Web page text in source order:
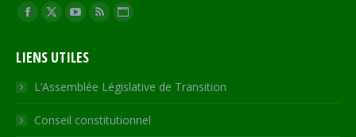
Trouvez nous sur :
Facebook
opens
in
new
window
X
opens
in
new
window
YouTube
opens
in
new
window
RSS
in
new
window
Site
opens
in
new
LIENS UTILES
L’Assemblée Législative de Transition
Conseil constitutionnel